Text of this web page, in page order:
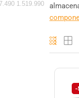
-
1.519.990